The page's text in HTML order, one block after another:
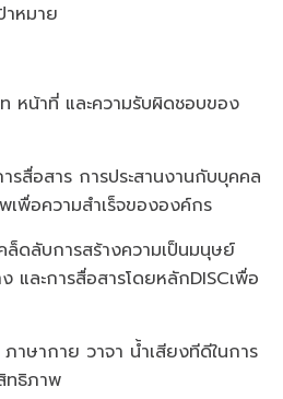
าหมาย
ท หน้าที่ และความรับผิดชอบของ
รสื่อสาร การประสานงานกับบุคคล
เพื่อความสำเร็จขององค์กร
ล็ดลับการสร้างความเป็นมนุษย์
ละการสื่อสารโดยหลักDISCเพื่อ
าษากาย วาจา น้ำเสียงทีดีในการ
ทธิภาพ